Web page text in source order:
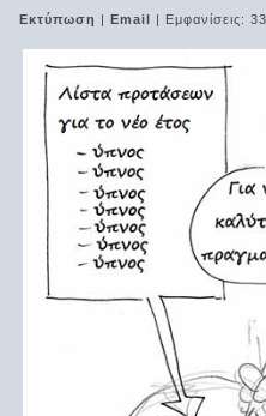
Εκτύπωση |Email | Εμφανίσεις: